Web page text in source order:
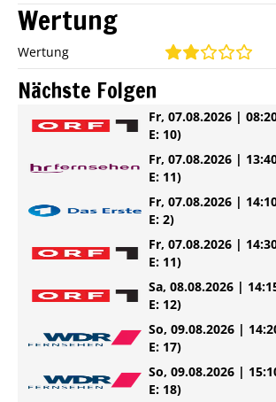
Wertung
Wertung
Nächste Folgen
Fr, 07.08.2026 |
E: 10)
Fr, 07.08.2026 |
E: 11)
Fr, 07.08.2026 |
E: 2)
Fr, 07.08.2026 |
E: 11)
Sa, 08.08.2026 |
E: 12)
So, 09.08.2026 |
E: 17)
So, 09.08.2026 |
E: 18)